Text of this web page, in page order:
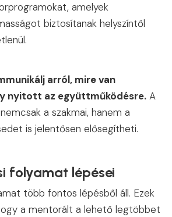
amelyek
biztosítanak helyszíntől
arról, mire van
nyitott az együttműködésre. A
a szakmai, hanem a
is jelentősen elősegítheti.
folyamat lépései
több fontos lépésből áll. Ezek
a mentorált a lehető legtöbbet